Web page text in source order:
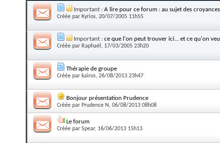
Important : A lire pour ce forum : au sujet des croyances
Créée par Kyrios, 20/07/2005 11h55
Important : ce que l'on peut trouver ici... et ce qu'on
Créée par Raphaël , 17/03/2005 23h20
Thérapie de groupe
Créée par kairos, 26/08/2013 23h47
Bonjour présentation Prudence
Créée par Prudence N , 06/08/2013 08h08
Le forum
Créée par Spear, 16/06/2013 15h13